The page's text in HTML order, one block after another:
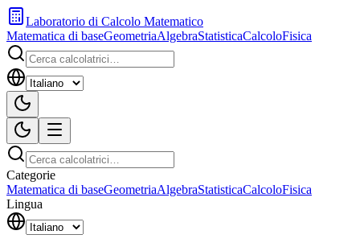
Laboratorio di Calcolo Matematico
Matematica di baseGeometriaAlgebraStatisticaCalcoloFisica
Categorie
Matematica di baseGeometriaAlgebraStatisticaCalcoloFisica
Lingua